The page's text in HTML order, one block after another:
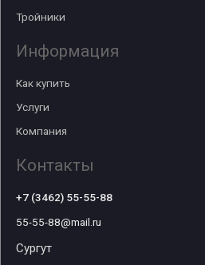
Тройники
Информация
Как купить
Услуги
Компания
Контакты
+7 (3462) 55-55-88
55-55-88@mail.ru
Сургут